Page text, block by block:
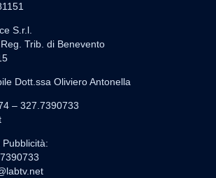
S.r.l.
Trib. di Benevento
Dott.ssa Oliviero Antonella
– 327.7390733